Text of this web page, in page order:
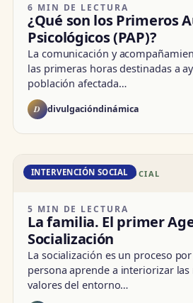
6 MIN DE LECTURA
¿Qué son los Primeros
Psicológicos (PAP)?
La comunicación y
las primeras horas destinadas a
población afectada…
D divulgacióndinámica
DD · INTERVENCIÓN SOCIAL
INTERVENCIÓN SOCIAL
5 MIN DE LECTURA
La familia. El primer
Socialización
La socialización es un proceso
persona aprende a interiorizar
valores del entorno…